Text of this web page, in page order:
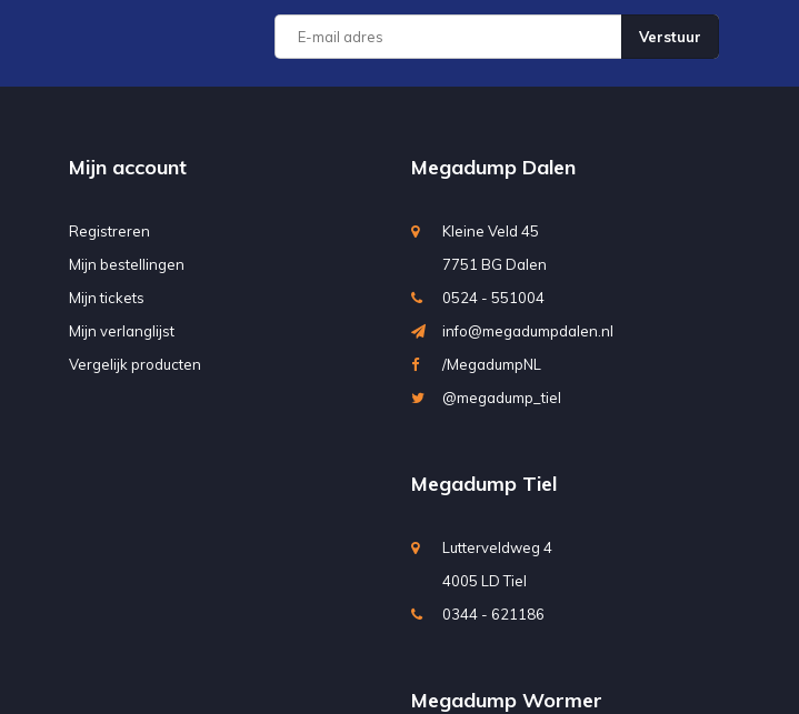
Verstuur
Mijn account
Registreren
Mijn bestellingen
Mijn tickets
Mijn verlanglijst
Vergelijk producten
Megadump Dalen
Kleine Veld 45
7751 BG Dalen
0524 - 551004
info@megadumpdalen.nl
/MegadumpNL
@megadump_tiel
Megadump Tiel
Lutterveldweg 4
4005 LD Tiel
0344 - 621186
Megadump Wormer